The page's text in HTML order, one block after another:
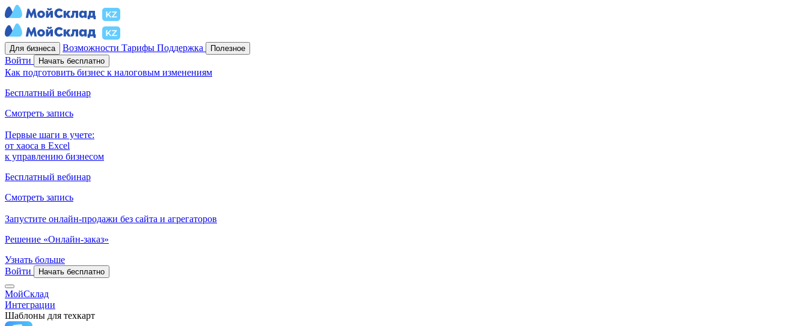
Для бизнеса Возможности Тарифы Поддержка Полезное
Войти Начать бесплатно
Как подготовить бизнес к налоговым изменениям
Бесплатный вебинар
Смотреть запись
Первые шаги в учете:
от хаоса в Excel
к управлению бизнесом
Бесплатный вебинар
Смотреть запись
Запустите онлайн-продажи без сайта и агрегаторов
Решение «Онлайн-заказ»
Узнать больше
Войти
Начать бесплатно
МойСклад
Интеграции
Шаблоны для техкарт